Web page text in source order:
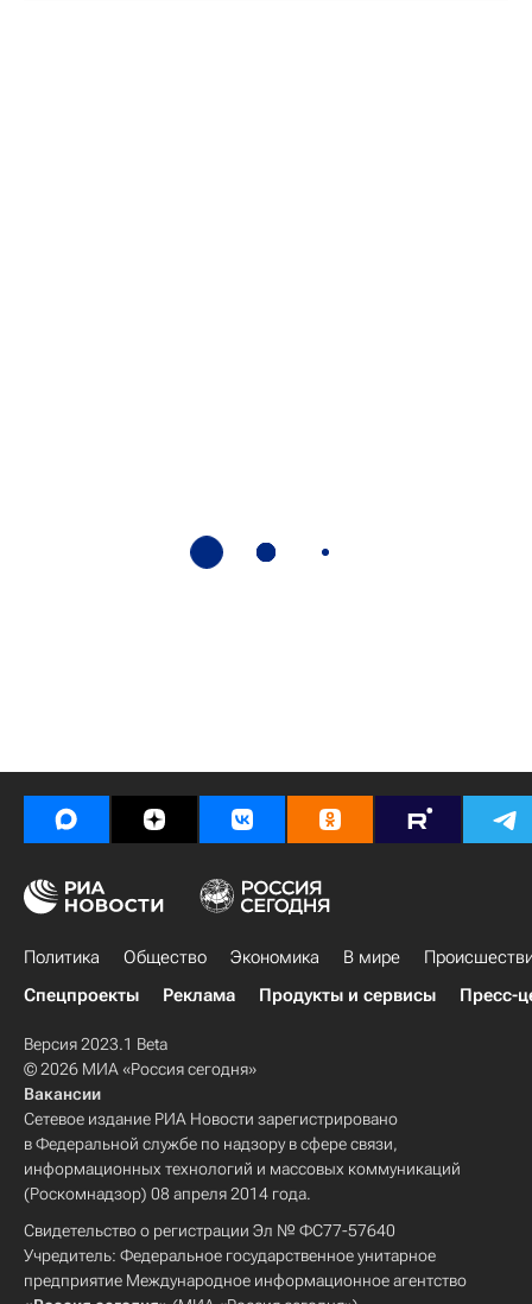
Политика Общество Экономика В мире
Спецпроекты
Реклама Продукты и сервисы Пресс-
Версия 2023.1 Beta
© 2026 МИА «Россия сегодня»
Вакансии
Сетевое издание РИА Новости зарегистрировано
в Федеральной службе по надзору в сфере связи,
информационных технологий и массовых коммуникаций
(Роскомнадзор) 08 апреля 2014 года.
Свидетельство о регистрации Эл № ФС77-57640
Учредитель: Федеральное государственное унитарное
предприятие Международное информационное агентство